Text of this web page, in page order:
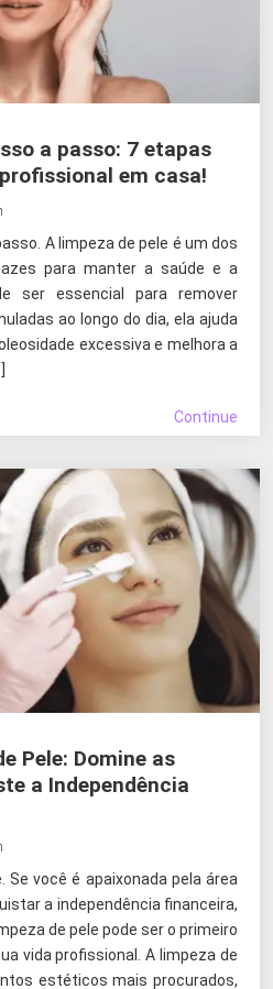
a passo: 7 etapas
em casa!
A limpeza de pele é um dos
para manter a saúde e a
ser essencial para remover
ao longo do dia, ela ajuda
excessiva e melhora a
Continue
Pele: Domine as
a Independência
Se você é apaixonada pela área
a independência financeira,
de pele pode ser o primeiro
vida profissional. A limpeza de
estéticos mais procurados,